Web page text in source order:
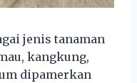
jenis tanaman
kangkung,
dipamerkan